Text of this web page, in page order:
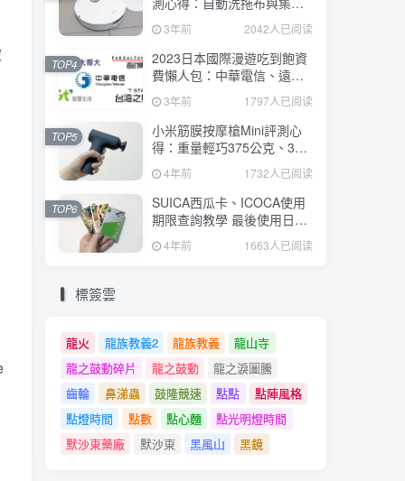
塵、旋轉式拖布更乾淨、連
續使用2小時、售價26995元
3年前 2042人已阅读
2023日本國際漫遊吃到飽資
費懶人包：中華電信、遠傳
電信、台灣大哥大、台灣之
星、亞太電信
3年前 1797人已阅读
TOP4
小米筋膜按摩槍Mini評測心
得：重量輕巧375公克、3種
替換頭和3種模式、售價
2295元
4年前 1732人已阅读
TOP5
SUICA西瓜卡、ICOCA使用
期限查詢教學 最後使用日10
年內都有效 Android、iOS都
適用4年前 1663人已阅读
TOP6
標簽雲
龍火 龍族教義2 龍族教義
龍山寺
龍之鼓動碎片
龍之鼓動
龍之淚圖騰
齒輪
鼻涕蟲 鼓隆競速 點點
點陣風格
點燈時間
點數 點心麵
點光明燈時間
默沙東藥廠
默沙東 黑風山 黑鏡